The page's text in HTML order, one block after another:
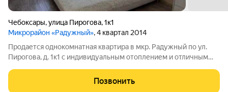
Чебоксары,улица Пирогова,1к1
Микрорайон «Радужный», 4 квартал 2014
Продается однокомнатная квартира в мкр. Радужный по ул.
Пирогова, д. 1к1 с индивидуальным отоплением и отличным
лоджия застекленная обшита вагонкой, в комнате установлен
кондиционер, натяжные
Позвонить